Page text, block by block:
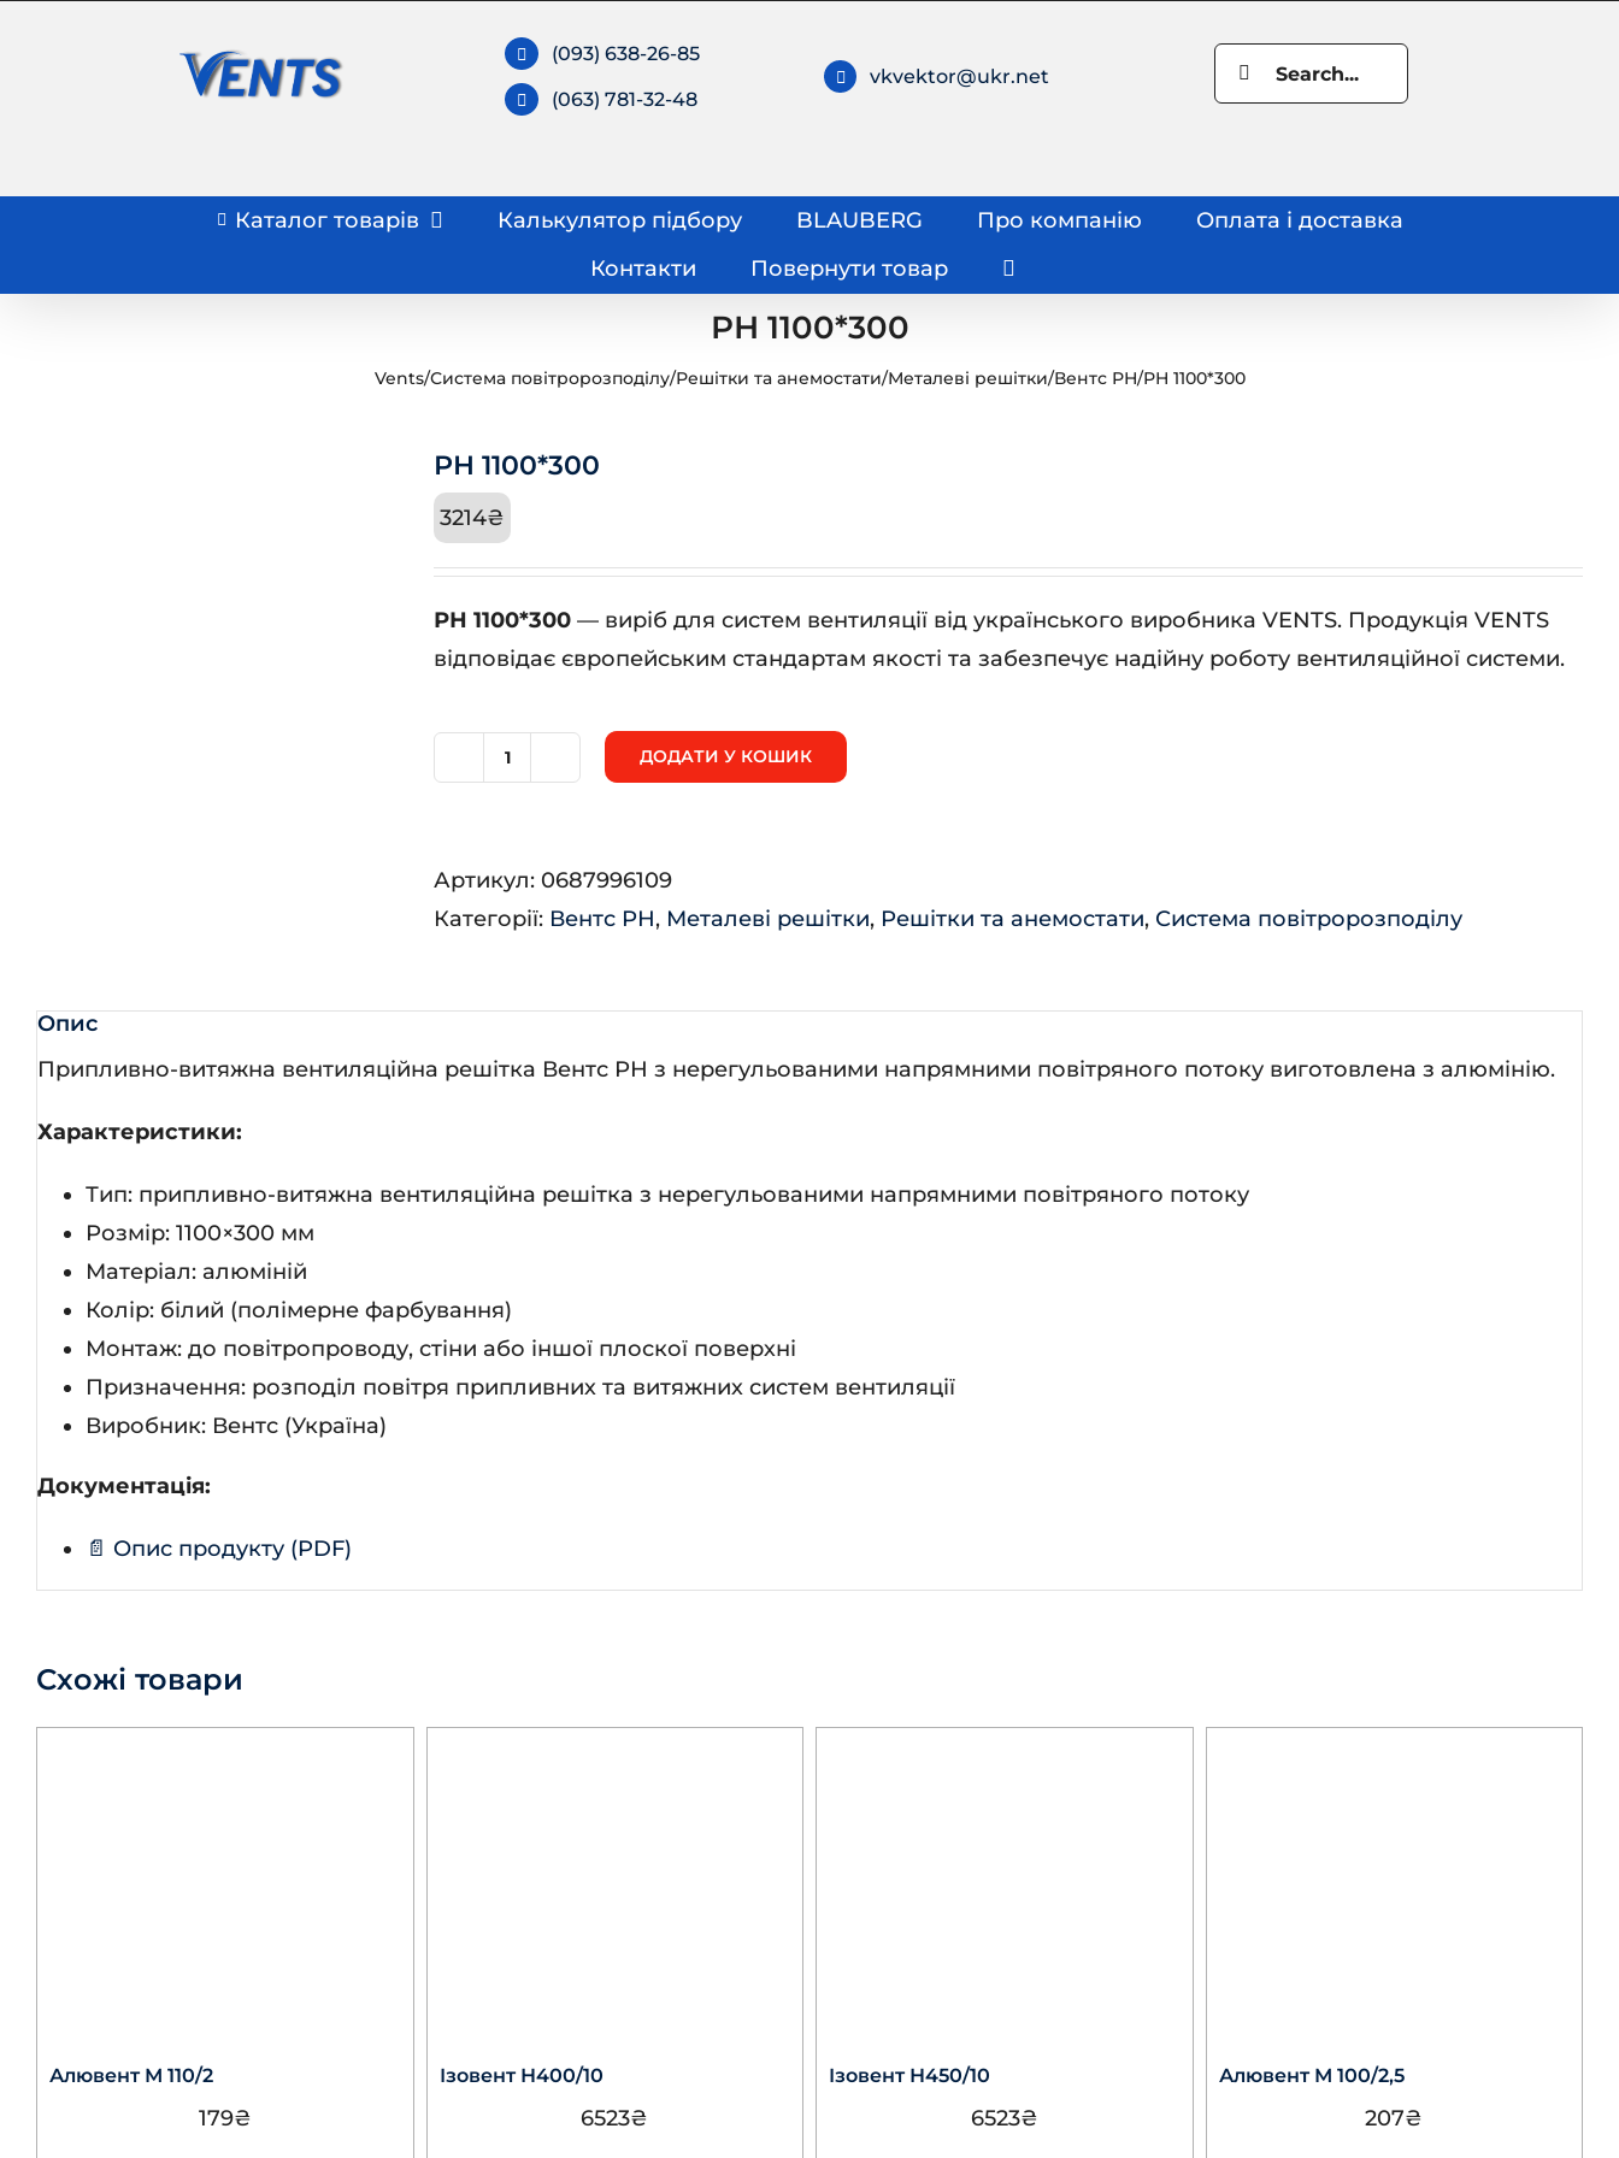
(093) 638-26-85
(063) 781-32-48
vkvektor@ukr.net
Search
for:
Каталог товарів Калькулятор підбору BLAUBERG Про компанію
Оплата і доставка
Контакти
Повернути товар
РН 1100*300
Vents/Система повітророзподілу/Решітки та анемостати/Металеві решітки/Вентс РН/РН 1100*300
РН 1100*300
3214₴
РН 1100*300 — виріб для систем вентиляції від українського виробника VENTS. Продукція VENTS
відповідає європейським стандартам якості та забезпечує надійну роботу вентиляційної системи.
ДОДАТИ У КОШИК
Артикул: 0687996109
Категорії: Вентс РН, Металеві решітки, Решітки та анемостати, Система повітророзподілу
Опис
Припливно-витяжна вентиляційна решітка Вентс РН з нерегульованими напрямними повітряного потоку виготовлена з алюмінію.
Характеристики:
Тип: припливно-витяжна вентиляційна решітка з нерегульованими напрямними повітряного потоку
Розмір: 1100×300 мм
Матеріал: алюміній
Колір: білий (полімерне фарбування)
Монтаж: до повітропроводу, стіни або іншої плоскої поверхні
Призначення: розподіл повітря припливних та витяжних систем вентиляції
Виробник: Вентс (Україна)
Документація:
📄 Опис продукту (PDF)
Схожі товари
Алювент М 110/2
179₴
Ізовент Н400/10
6523₴
Ізовент Н450/10
6523₴
Алювент М 100/2,5
207₴